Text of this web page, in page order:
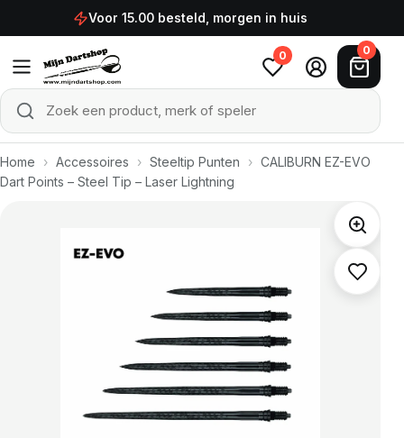
Ga naar de inhoudVoor 15.00 besteld, morgen in huis
Zoek een product, merk of speler
Zoeken
0 0
Home › Accessoires › Steeltip Punten › CALIBURN EZ-EVO
Dart Points – Steel Tip – Laser Lightning